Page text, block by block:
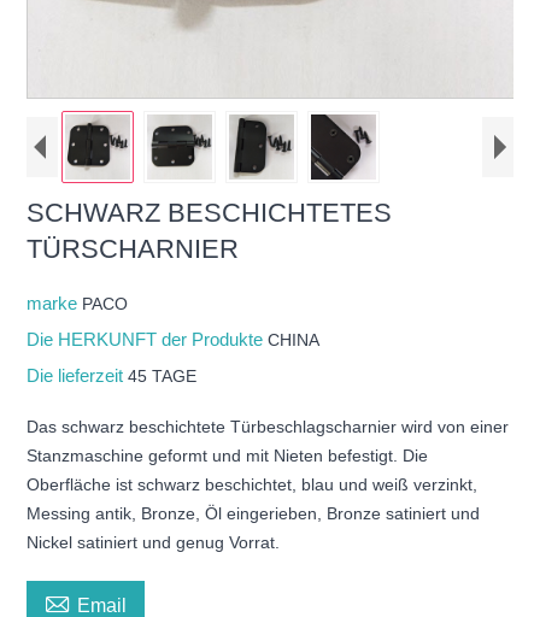
SCHWARZ BESCHICHTETES
TÜRSCHARNIER
marke PACO
Die HERKUNFT der ProdukteCHINA
Die lieferzeit45 TAGE
Das schwarz beschichtete Türbeschlagscharnier wird von einer
Stanzmaschine geformt und mit Nieten befestigt. Die
Oberfläche ist schwarz beschichtet, blau und weiß verzinkt,
Messing antik, Bronze, Öl eingerieben, Bronze satiniert und
Nickel satiniert und genug Vorrat.
 Email